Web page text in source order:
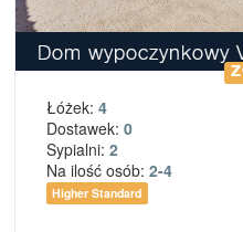
Dom wypoczynkowy
Łóżek: 4
Dostawek: 0
Sypialni: 2
Na ilość osób: 2-4
Higher Standard